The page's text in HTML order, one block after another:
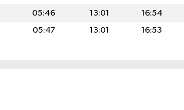
05:46 13:01 16:54
05:47 13:01 16:53